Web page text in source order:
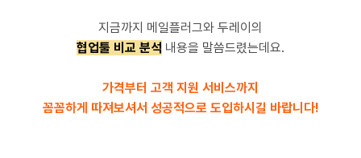
지금까지 메일플러그와 두레이의
협업툴 비교 분석 내용을 말씀드렸는데요.
가격부터 고객 지원 서비스까지
꼼꼼하게 따져보셔서 성공적으로 도입하시길 바랍니다!